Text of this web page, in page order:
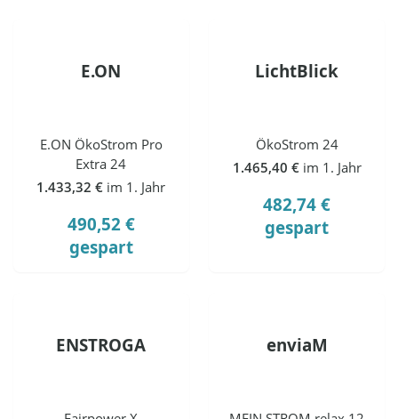
E.ON
E.ON ÖkoStrom Pro
Extra 24
1.433,32 € im 1. Jahr
490,52 €
gespart
LichtBlick
ÖkoStrom 24
1.465,40 € im 1. Jahr
482,74 €
gespart
ENSTROGA enviaM